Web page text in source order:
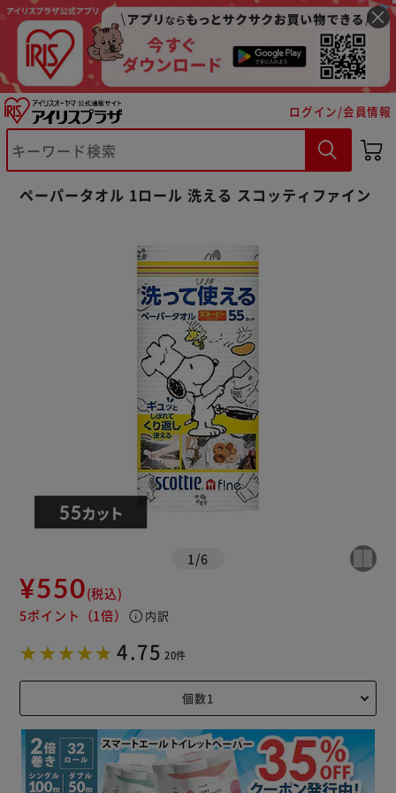
ログイン/会員情報
ペーパータオル 1ロール 洗える スコッティファイン
1 /6
¥550(税込)
5ポイント （1倍） info 内訳
4.75 20件
カートに入れる 購入手続きへ